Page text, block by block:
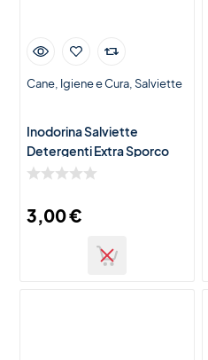
Cane Igiene e Cura Salviette
Inodorina Salviette
Detergenti Extra Sporco
con Acqua Micellare per
Igienizza
3,00€